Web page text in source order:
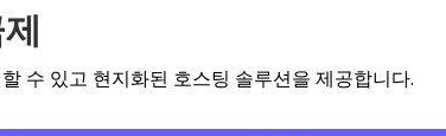
수 있고 현지화된 호스팅 솔루션을 제공합니다.